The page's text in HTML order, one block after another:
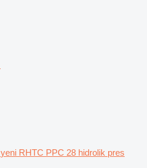
yeni RHTC PPC 28 hidrolik pres